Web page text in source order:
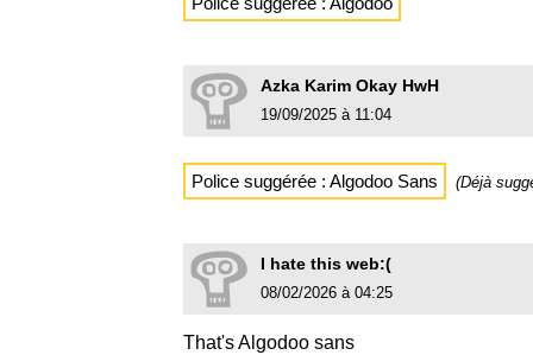
Azka Karim Okay HwH
19/09/2025 à 11:04
Police suggérée : Algodoo Sans (Déjà
I hate this web:(
08/02/2026 à 04:25
That's Algodoo sans